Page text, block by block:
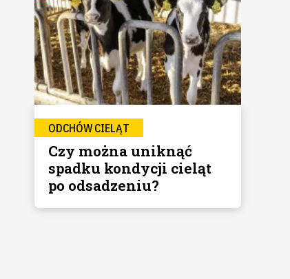
ODCHÓW CIELĄT
Czy można uniknąć
spadku kondycji cieląt
po odsadzeniu?